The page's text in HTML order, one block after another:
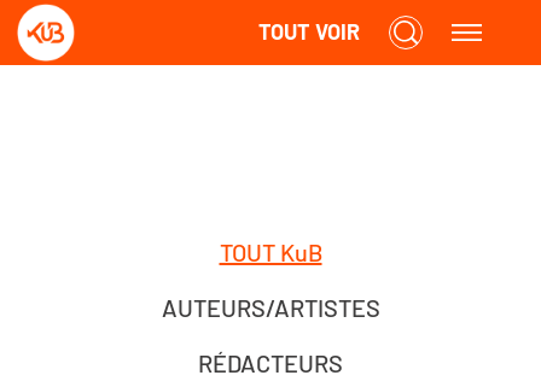
TOUT VOIR
TOUT KuB
AUTEURS/ARTISTES
RÉDACTEURS